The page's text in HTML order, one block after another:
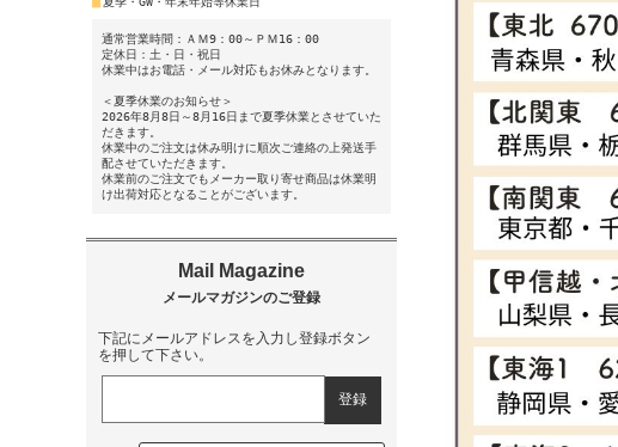
通常営業時間：ＡＭ9：00～ＰＭ16：00
定休日：土・日・祝日
休業中はお電話・メール対応もお休みとなります。
＜夏季休業のお知らせ＞
2026年8月8日～8月16日まで夏季休業とさせていた
だきます。
休業中のご注文は休み明けに順次ご連絡の上発送手
配させていただきます。
休業前のご注文でもメーカー取り寄せ商品は休業明
け出荷対応となることがございます。
下記にメールアドレスを入力し登録ボタン
を押して下さい。